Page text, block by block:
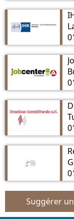
Suggérer